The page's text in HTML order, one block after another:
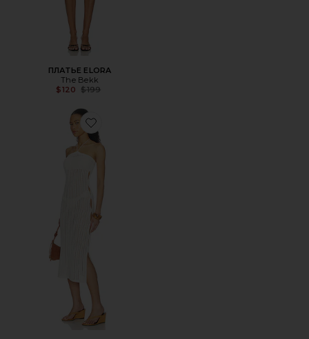
ПЛАТЬЕ ELORA
The Bekk
$120
Previous price:
$199
Favorite ПЛАТЬЕ NATHALIA